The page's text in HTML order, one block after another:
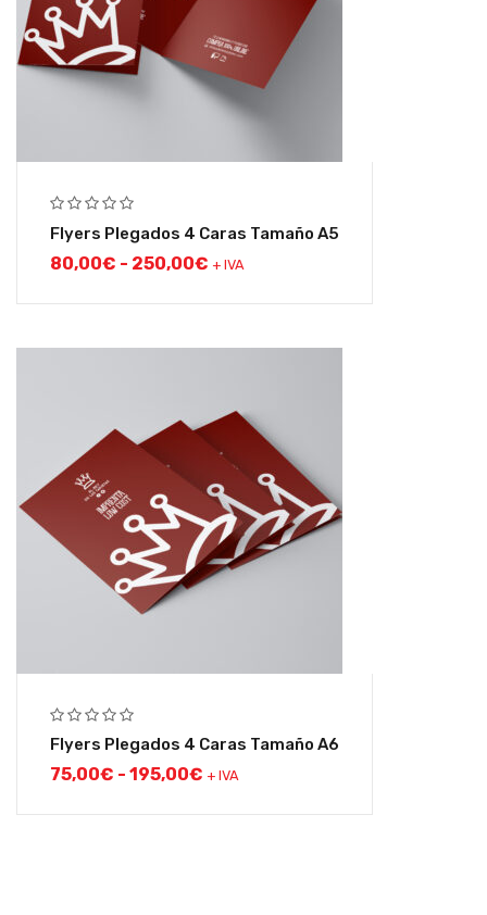
Flyers Plegados 4 Caras Tamaño A5
80,00€ - 250,00€ + IVA
Flyers Plegados 4 Caras Tamaño A6
75,00€ - 195,00€ + IVA